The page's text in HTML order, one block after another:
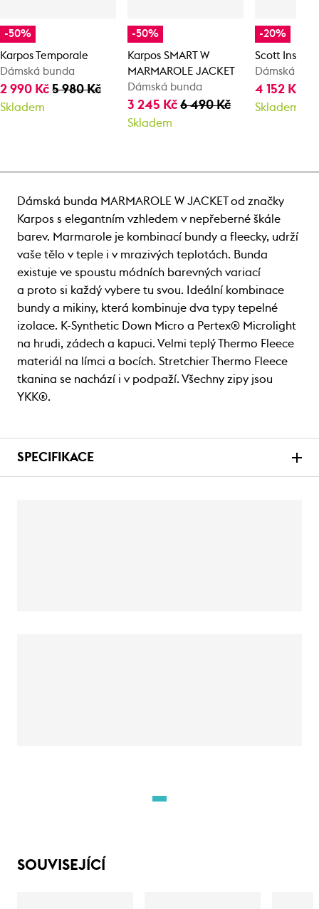
-50%
Karpos Temporale
Dámská bunda
2 990 Kč 5 980 Kč
Skladem
-50%
Karpos SMART W
MARMAROLE JACKET
Dámská bunda
3 245 Kč6 490 Kč
Skladem
-20%
Scott
Dámská
4 152 Kč
Skladem
Dámská bunda MARMAROLE W JACKET od značky
Karpos s elegantním vzhledem v nepřeberné škále
barev. Marmarole je kombinací bundy a fleecky, udrží
vaše tělo v teple i v mrazivých teplotách. Bunda
existuje ve spoustu módních barevných variací
a proto si každý vybere tu svou. Ideální kombinace
bundy a mikiny, která kombinuje dva typy tepelné
izolace. K-Synthetic Down Micro a Pertex® Microlight
na hrudi, zádech a kapuci. Velmi teplý Thermo Fleece
materiál na límci a bocích. Stretchier Thermo Fleece
tkanina se nachází i v podpaží. Všechny zipy jsou
YKK®.
SPECIFIKACE
SOUVISEJÍCÍ